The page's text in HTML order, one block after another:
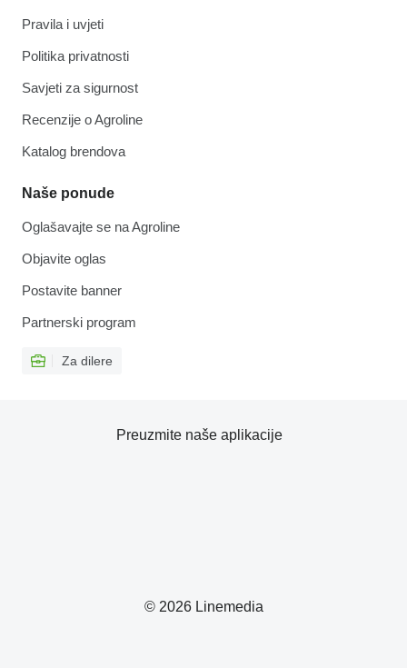
Pravila i uvjeti
Politika privatnosti
Savjeti za sigurnost
Recenzije o Agroline
Katalog brendova
Naše ponude
Oglašavajte se na Agroline
Objavite oglas
Postavite banner
Partnerski program
Za dilere
© 2026 Linemedia
Preuzmite naše aplikacije